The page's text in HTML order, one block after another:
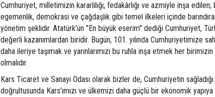
Cumhuriyet, milletimizin kararlılığı, fedakârlığı ve azmiyle inşa edilen;
egemenlik, demokrasi ve çağdaşlık gibi temel ilkeleri içinde
yönetim şeklidir. Atatürk’ün "En büyük eserim" dediği Cumhuriyet,
değerli kazanımlardan biridir. Bugün, 101. yılında Cumhuriyetimize
daha ileriye taşımak ve yarınlarımızı bu ruhla inşa etmek her
olmalıdır.
Kars Ticaret ve Sanayi Odası olarak bizler de, Cumhuriyetin sağladığı
doğrultusunda Kars’ımızı ve ülkemizi daha güçlü bir ekonomik